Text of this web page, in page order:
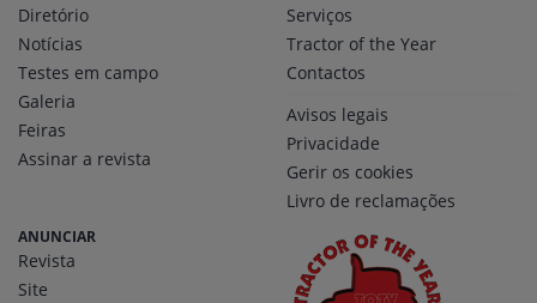
Diretório
Notícias
Testes em campo
Galeria
Feiras
Assinar a revista
Serviços
Tractor of the Year
Contactos
Avisos legais
Privacidade
Gerir os cookies
Livro de reclamações
ANUNCIAR
Revista
Site